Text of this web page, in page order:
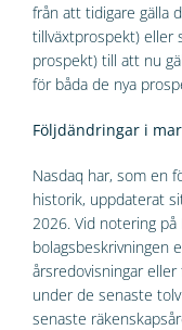
från att tidigare gälla
tillväxtprospekt) eller
prospekt) till att nu
för båda de nya
Följdändringar i
Nasdaq har, som en
historik, uppdaterat
2026. Vid notering
bolagsbeskrivningen
årsredovisningar
under de senaste
senaste